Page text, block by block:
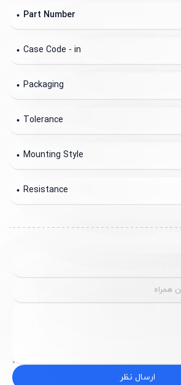
Part Number
Case Code - in
Packaging
Tolerance
Mounting Style
Resistance
ارسال نظر